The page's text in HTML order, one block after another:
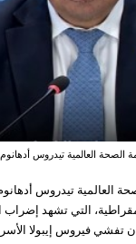
الصحة العالمية تيدروس
العالمية تيدروس
التي تشهد
فيروس إيبولا الأسرع